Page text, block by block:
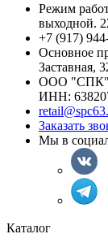
Режим
выходной.
+7 (917)
Основное
Заставная,
ООО "СПК"
ИНН:
Заказать
Мы в
Каталог